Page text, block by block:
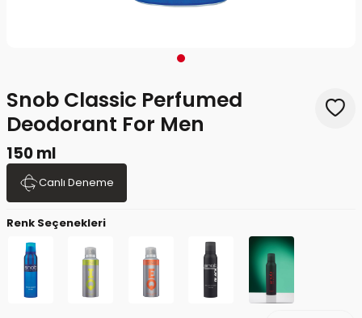
Snob Classic Perfumed
Deodorant For Men
150 ml
Canlı Deneme
Renk Seçenekleri